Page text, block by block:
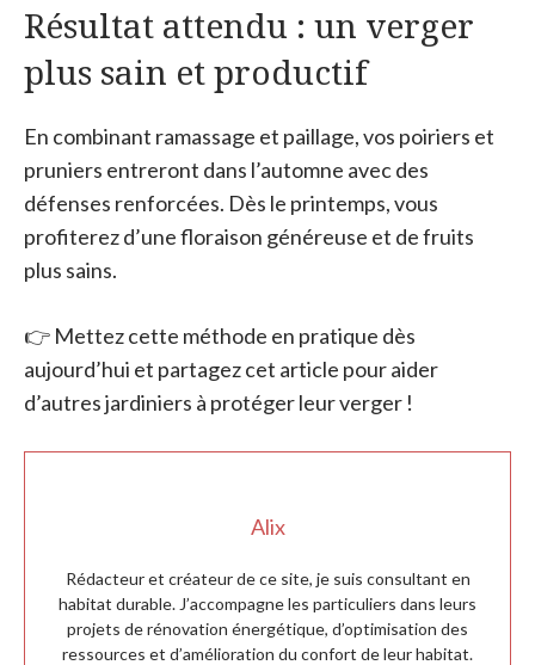
Résultat attendu : un verger
plus sain et productif
En combinant ramassage et paillage, vos poiriers et
pruniers entreront dans l’automne avec des
défenses renforcées. Dès le printemps, vous
profiterez d’une floraison généreuse et de fruits
plus sains.
👉 Mettez cette méthode en pratique dès
aujourd’hui et partagez cet article pour aider
d’autres jardiniers à protéger leur verger !
Alix
Rédacteur et créateur de ce site, je suis consultant en
habitat durable. J’accompagne les particuliers dans leurs
projets de rénovation énergétique, d’optimisation des
ressources et d’amélioration du confort de leur habitat.